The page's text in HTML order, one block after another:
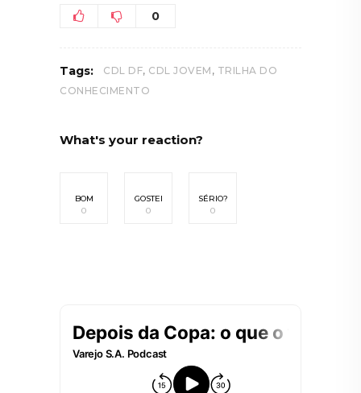
0
Tags: CDL DF, CDL JOVEM , TRILHA DO
CONHECIMENTO
What's your reaction?
BOM
0
GOSTEI
0
SÉRIO?
0